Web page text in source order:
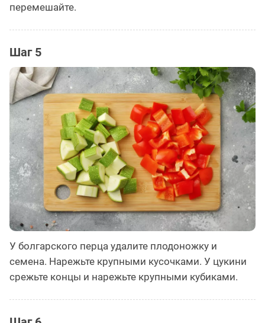
перемешайте.
Шаг 5
У болгарского перца удалите плодоножку и
семена. Нарежьте крупными кусочками. У цукини
срежьте концы и нарежьте крупными кубиками.